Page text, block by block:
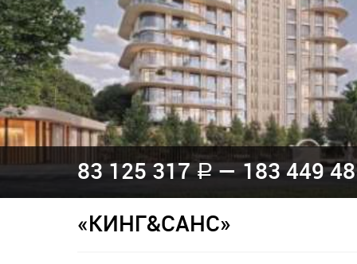
83 125 317a— 183 449
«КИНГ&САНС»